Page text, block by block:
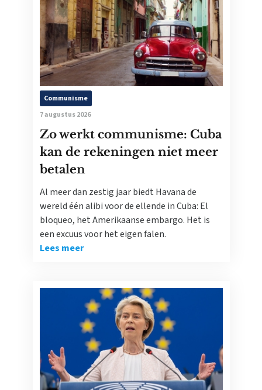
Communisme
7 augustus 2026
Zo werkt communisme: Cuba
kan de rekeningen niet meer
betalen
Al meer dan zestig jaar biedt Havana de
wereld één alibi voor de ellende in Cuba: El
bloqueo, het Amerikaanse embargo. Het is
een excuus voor het eigen falen.
Lees meer